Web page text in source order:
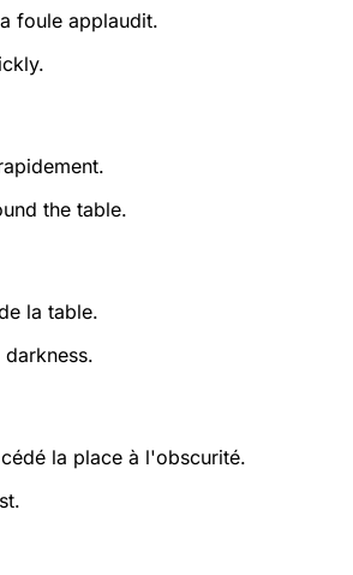
foule applaudit.
the table.
la table.
la place à l'obscurité.